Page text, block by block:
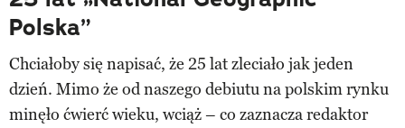
Polska”
Chciałoby się napisać, że 25 lat zleciało jak jeden
dzień. Mimo że od naszego debiutu na polskim rynku
minęło ćwierć wieku, wciąż – co zaznacza redaktor